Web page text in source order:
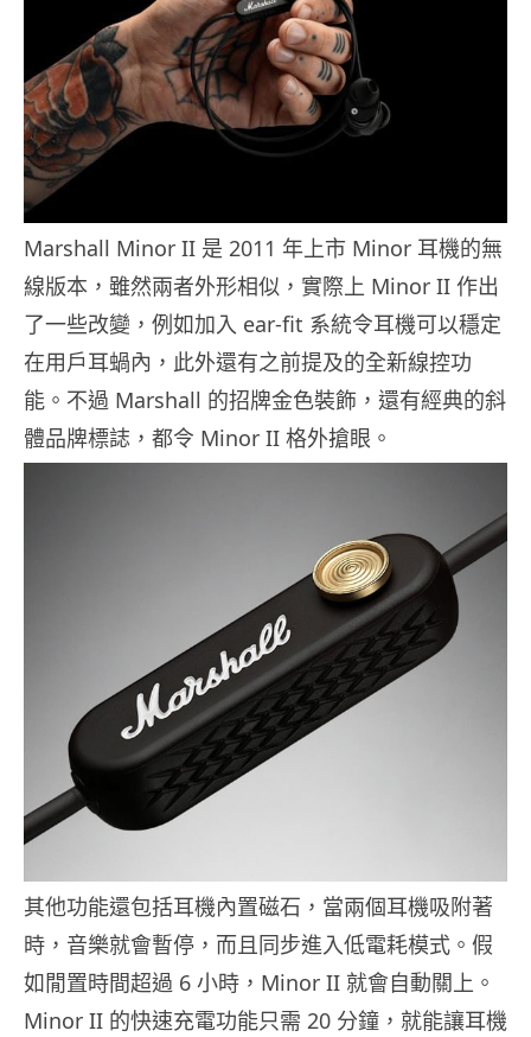
Marshall Minor II 是 2011 年上市 Minor 耳機的無
線版本，雖然兩者外形相似，實際上 Minor II 作出
了一些改變，例如加入 ear-fit 系統令耳機可以穩定
在用戶耳蝸內，此外還有之前提及的全新線控功
能。不過 Marshall 的招牌金色裝飾，還有經典的斜
體品牌標誌，都令 Minor II 格外搶眼。
其他功能還包括耳機內置磁石，當兩個耳機吸附著
時，音樂就會暫停，而且同步進入低電耗模式。假
如閒置時間超過 6 小時，Minor II 就會自動關上。
Minor II 的快速充電功能只需 20 分鐘，就能讓耳機